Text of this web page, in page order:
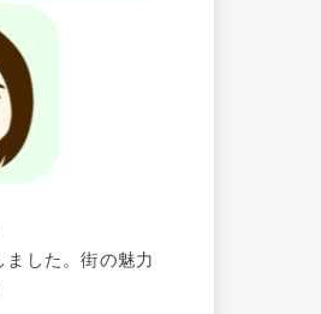
した。街の魅力